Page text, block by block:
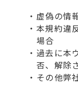
虚偽の情
本規約違
場合
過去に本
否、解除
その他弊